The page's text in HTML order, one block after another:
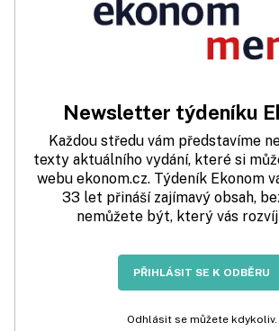
Newsletter týdeníku
Každou středu vám představíme
texty aktuálního vydání, které si
webu ekonom.cz. Týdeník Ekonom
33 let přináší zajímavý obsah,
nemůžete být, který vás
PŘIHLÁSIT SE K ODBĚRU
Odhlásit se můžete kdykoliv.